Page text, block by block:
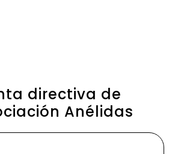
directiva de
Anélidas